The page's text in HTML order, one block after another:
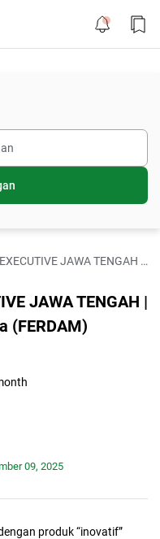
JAWA TENGAH | PT Wahana Baja (FERDAM)
JAWA TENGAH |
(FERDAM)
09, 2025
produk “inovatif”